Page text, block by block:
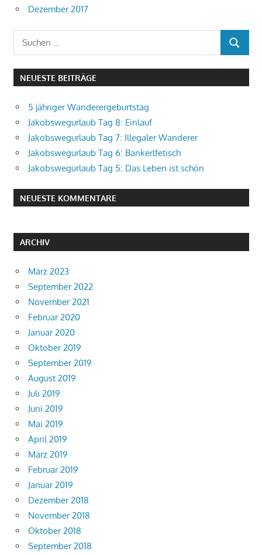
Dezember 2017
Suchen
nach:
SUCHEN
NEUESTE BEITRÄGE
5 jähriger Wanderergeburtstag
Jakobswegurlaub Tag 8: Einlauf
Jakobswegurlaub Tag 7: Illegaler Wanderer
Jakobswegurlaub Tag 6: Bankerlfetisch
Jakobswegurlaub Tag 5: Das Leben ist schön
NEUESTE KOMMENTARE
ARCHIV
März 2023
September 2022
November 2021
Februar 2020
Januar 2020
Oktober 2019
September 2019
August 2019
Juli 2019
Juni 2019
Mai 2019
April 2019
März 2019
Februar 2019
Januar 2019
Dezember 2018
November 2018
Oktober 2018
September 2018